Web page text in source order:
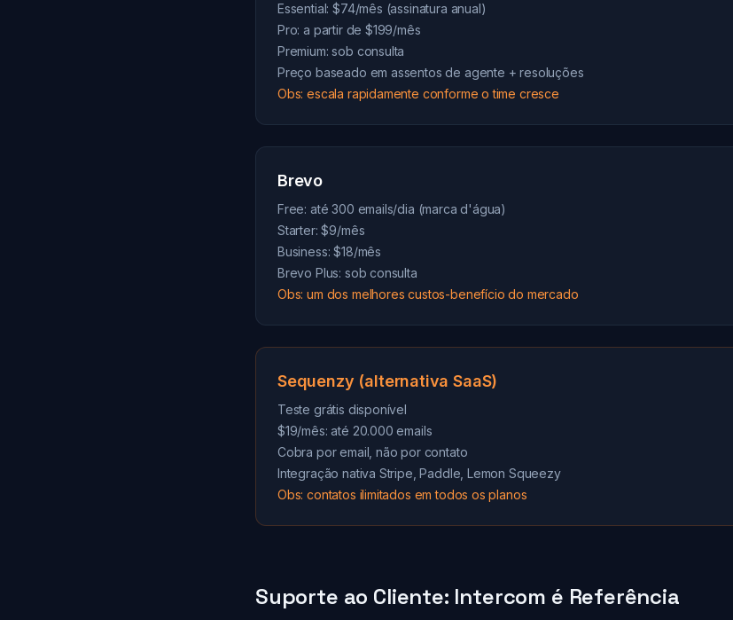
Essential: $74/mês (assinatura anual)
Pro: a partir de $199/mês
Premium: sob consulta
Preço baseado em assentos de agente + resoluções
Obs: escala rapidamente conforme o time cresce
Brevo
Free: até 300 emails/dia (marca d'água)
Starter: $9/mês
Business: $18/mês
Brevo Plus: sob consulta
Obs: um dos melhores custos-benefício do mercado
Sequenzy (alternativa SaaS)
Teste grátis disponível
$19/mês: até 20.000 emails
Cobra por email, não por contato
Integração nativa Stripe, Paddle, Lemon Squeezy
Obs: contatos ilimitados em todos os planos
Suporte ao Cliente: Intercom é Referência